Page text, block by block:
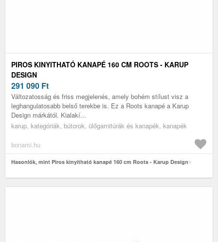
PIROS KINYITHATÓ KANAPÉ 160 CM ROOTS - KARUP
DESIGN
291 090 Ft
Változatosság és friss megjelenés, amely bohém stílust visz a
leghangulatosabb belső terekbe is. Ez a Roots kanapé a Karup
Design márkától. Kialakí...
karup, kategóriák, bútorok, ülőgarnitúrák és kanapék, kanapék
bonami.hu
Hasonlók, mint Piros kinyitható kanapé 160 cm Roots - Karup Design